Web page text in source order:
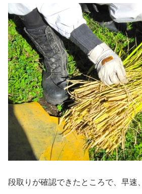
段取りが確認できたところで、早速、